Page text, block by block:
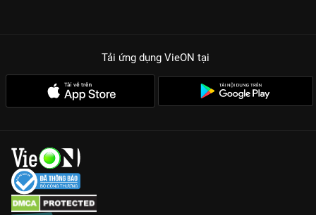
Tải ứng dụng VieON tại